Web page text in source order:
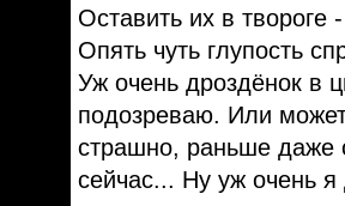
Оставить их в твороге
Опять чуть глупость
Уж очень дроздёнок в
подозреваю. Или
страшно, раньше даже
сейчас... Ну уж очень